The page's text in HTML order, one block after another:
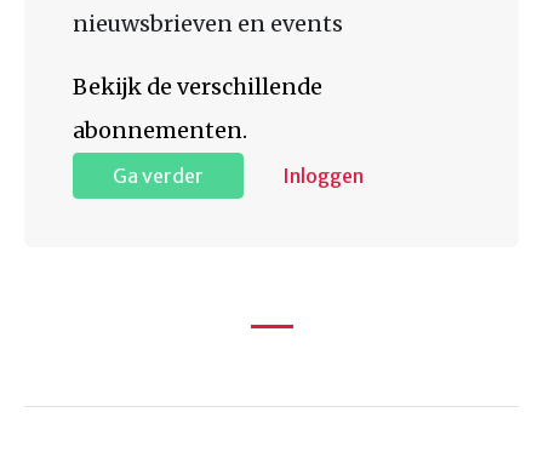
nieuwsbrieven en events
Bekijk de verschillende
abonnementen.
Ga verder Inloggen